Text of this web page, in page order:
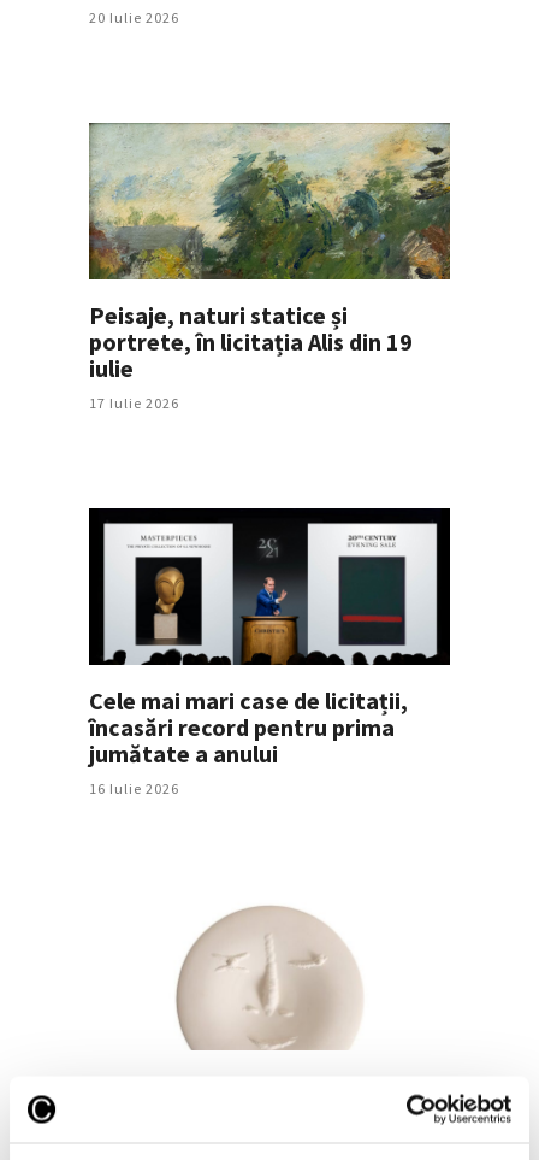
20 Iulie 2026
Peisaje, naturi statice și
portrete, în licitația Alis din 19
iulie
17 Iulie 2026
Cele mai mari case de licitații,
încasări record pentru prima
jumătate a anului
16 Iulie 2026